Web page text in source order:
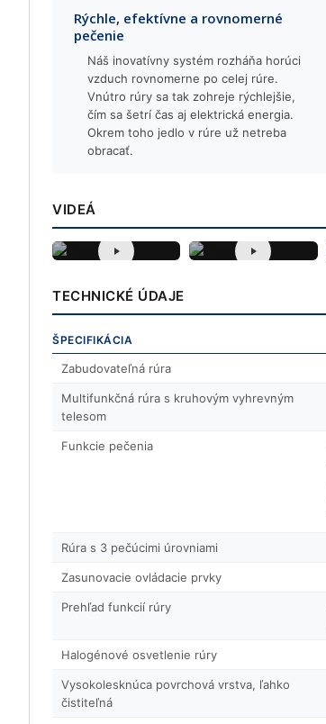
Rýchle, efektívne a rovnomerné
pečenie
Náš inovatívny systém rozháňa horúci
vzduch rovnomerne po celej rúre.
Vnútro rúry sa tak zohreje rýchlejšie,
čím sa šetrí čas aj elektrická energia.
Okrem toho jedlo v rúre už netreba
obracať.
VIDEÁ
TECHNICKÉ ÚDAJE
ŠPECIFIKÁCIA
Zabudovateľná rúra
Multifunkčná rúra s kruhovým vyhrevným
telesom
Funkcie pečenia
Rúra s 3 pečúcimi úrovniami
Zasunovacie ovládacie prvky
Prehľad funkcií rúry
Halogénové osvetlenie rúry
Vysokolesknúca povrchová vrstva, ľahko
čistiteľná